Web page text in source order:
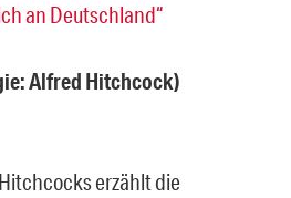
an Deutschland“
Alfred Hitchcock)
erzählt die